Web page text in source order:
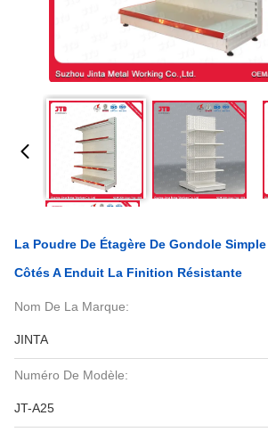
La Poudre De Étagère De Gondole
Côtés A Enduit La Finition Résistante
Nom De La Marque:
JINTA
Numéro De Modèle:
JT-A25